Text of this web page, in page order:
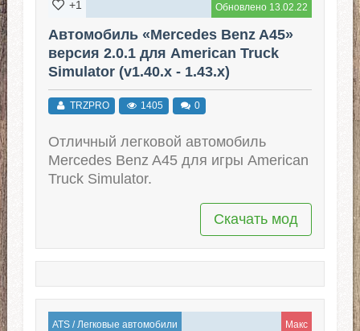
Обновлено 13.02.22
+1
Автомобиль «Mercedes Benz A45»
версия 2.0.1 для American Truck
Simulator (v1.40.x - 1.43.x)
TRZPRO 1405 0
Отличный легковой автомобиль
Mercedes Benz A45 для игры American
Truck Simulator.
Скачать мод
ATS/ Легковые автомобили Макс